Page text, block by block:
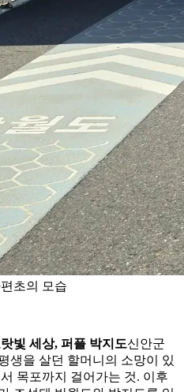
초의 모습
빛 세상, 퍼플 박지도신안군
생을 살던 할머니의 소망이 있
목포까지 걸어가는 것. 이후